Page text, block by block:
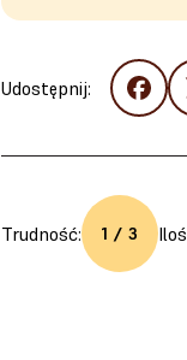
Udostępnij:
Trudność: 1 / 3